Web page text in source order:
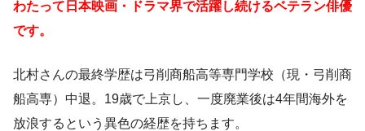
わたって日本映画・ドラマ界で活躍し続けるベテラン俳優
です。
北村さんの最終学歴は弓削商船高等専門学校（現・弓削商
船高専）中退。19歳で上京し、一度廃業後は4年間海外を
放浪するという異色の経歴を持ちます。